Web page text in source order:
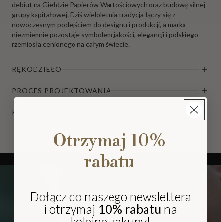
debiut na Giełdzie Papierów Wartościowych oraz budowę silnej
grupy kapitałowej. Dziś wieloletnia tradycja łączy się z
nowoczesnym podejściem do designu i produkcji, a marka
niezmiennie pozostaje symbolem jakości, elegancji i polskiego
rzemiosła cenionego na całym świecie.
RĘKODZIEŁO
PROCES PROJEKTOWANIA
KROSNO DZISIAJ
Otrzymaj 10%
rabatu
Dołącz do naszego newslettera
i otrzymaj 10% rabatu na